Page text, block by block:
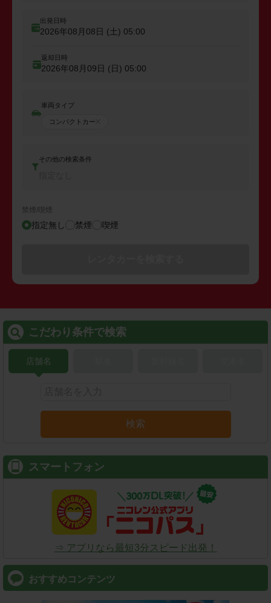
出発日時
2026年08月08日 (土) 05:00
返却日時
2026年08月09日 (日) 05:00
車両タイプ
コンパクトカー
その他の検索条件
禁煙/喫煙
指定無し 禁煙 喫煙
こだわり条件で検索
店舗名
検索
スマートフォン
⇒ アプリなら最短3分スピード出発！
おすすめコンテンツ